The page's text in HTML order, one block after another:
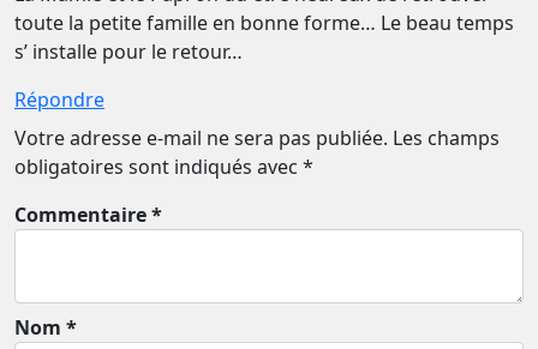
toute la petite famille en bonne forme… Le beau temps
s’ installe pour le retour…
Répondre
Votre adresse e-mail ne sera pas publiée. Les champs
obligatoires sont indiqués avec *
Commentaire *
Nom *